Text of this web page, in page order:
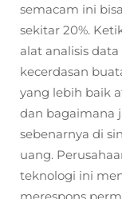
semacam ini
sekitar 20%.
alat analisis
kecerdasan
yang lebih baik
dan bagaimana
sebenarnya di
uang.
teknologi ini